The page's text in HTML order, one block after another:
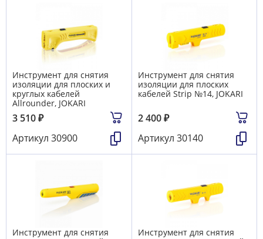
Инструмент для снятия
изоляции для плоских и
круглых кабелей
Allrounder, JOKARI
3 510₽
Артикул 30900
Инструмент для снятия
изоляции для плоских
кабелей Strip №14, JOKARI
2 400₽
Артикул 30140
Инструмент для снятия
Инструмент для снятия